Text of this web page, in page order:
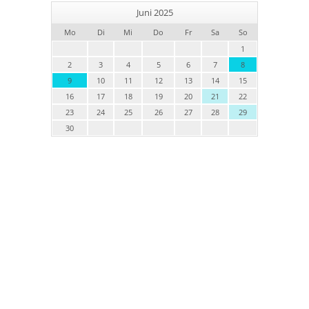
Juni 2025
Mo Di Mi Do Fr Sa
So
1
2
3 4 5 6 7
8
9
10 11 12 13 14
15
16
17 18 19 20 21
22
23
24 25 26 27 28
29
30